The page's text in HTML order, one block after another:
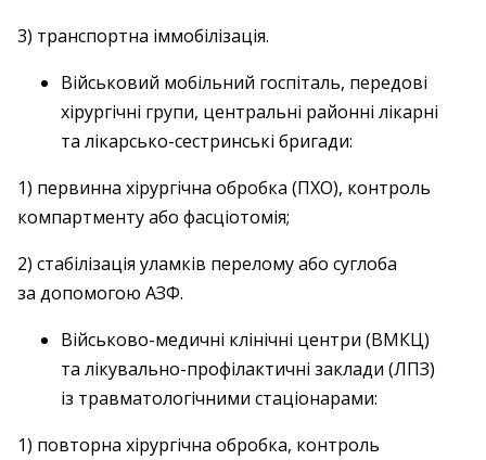
3) транспортна іммобілізація.
Військовий мобільний госпіталь, передові
хірур­гічні групи, центральні районні лікарні
та лікарсько-­сестринські бригади:
1) первинна хірургічна обробка (ПХО), контроль
компартменту або фасціотомія;
2) стабілізація уламків перелому або суглоба
за допомогою АЗФ.
Військово-медичні клінічні центри (ВМКЦ)
та лікувально-профілактичні заклади (ЛПЗ)
із травматологічними стаціонарами:
1) повторна хірургічна обробка, контроль